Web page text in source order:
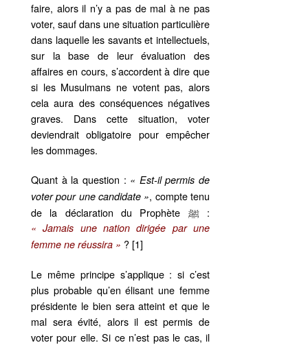
faire, alors il n’y a pas de mal à ne pas
voter, sauf dans une situation particulière
dans laquelle les savants et intellectuels,
sur la base de leur évaluation des
affaires en cours, s’accordent à dire que
si les Musulmans ne votent pas, alors
cela aura des conséquences négatives
graves. Dans cette situation, voter
deviendrait obligatoire pour empêcher
les dommages.
Quant à la question : « Est-il permis de
voter pour une candidate », compte tenu
de la déclaration du Prophète ﷺ :
« Jamais une nation dirigée par une
femme ne réussira » ? [1]
Le même principe s’applique : si c’est
plus probable qu’en élisant une femme
présidente le bien sera atteint et que le
mal sera évité, alors il est permis de
voter pour elle. Si ce n’est pas le cas, il